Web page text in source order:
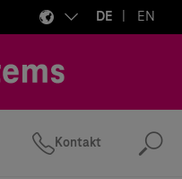
DE EN
Kontakt